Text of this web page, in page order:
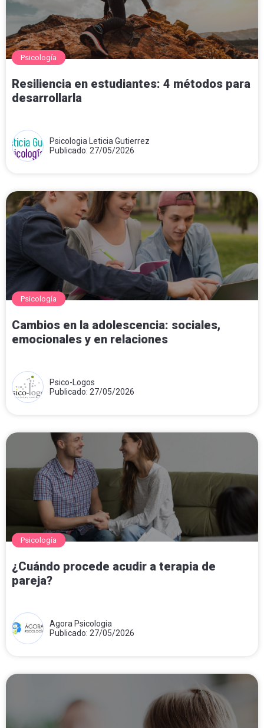
Psicología
Resiliencia en estudiantes: 4 métodos para
desarrollarla
Psicologia Leticia Gutierrez
Publicado: 27/05/2026
Psicología
Cambios en la adolescencia: sociales,
emocionales y en relaciones
Psico-Logos
Publicado: 27/05/2026
Psicología
¿Cuándo procede acudir a terapia de
pareja?
Agora Psicologia
Publicado: 27/05/2026